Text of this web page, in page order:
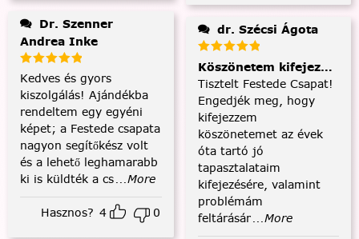
Andrea Inke
Kedves és gyors
kiszolgálás! Ajándékba
rendeltem egy egyéni
képet; a Festede csapata
nagyon segítőkész volt
és a lehető leghamarabb
ki is küldték a cs...More
Hasznos? 4 0
dr. Szécsi Ágota
Köszönetem kifejezése
Tisztelt Festede Csapat!
Engedjék meg, hogy
kifejezzem
köszönetemet az évek
óta tartó jó
tapasztalataim
kifejezésére, valamint
problémám
feltárásár...More